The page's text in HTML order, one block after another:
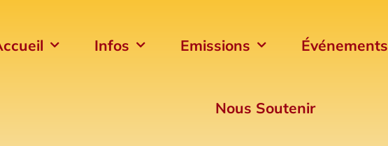
Infos Emissions Événements
Nous Soutenir